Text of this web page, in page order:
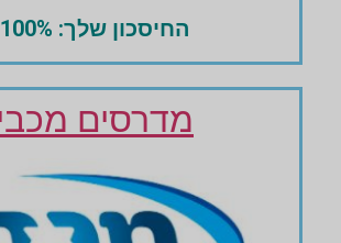
החיסכון שלך: 100%
מדרסים